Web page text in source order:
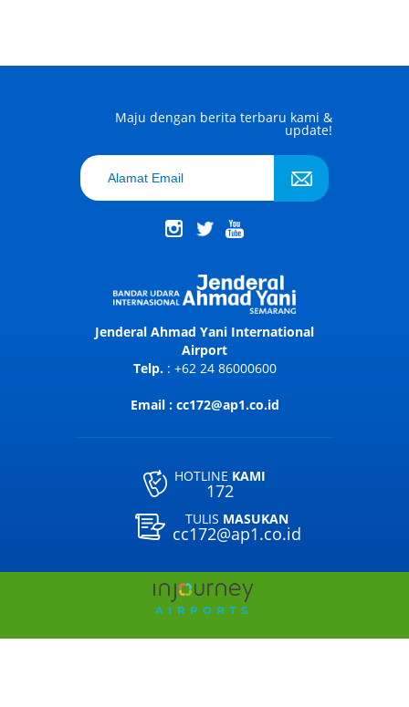
Maju dengan berita terbaru kami &
update!
Jenderal Ahmad Yani International
Airport
Telp. : +62 24 86000600
Email : cc172@ap1.co.id
HOTLINE KAMI
172
TULIS MASUKAN
cc172@ap1.co.id